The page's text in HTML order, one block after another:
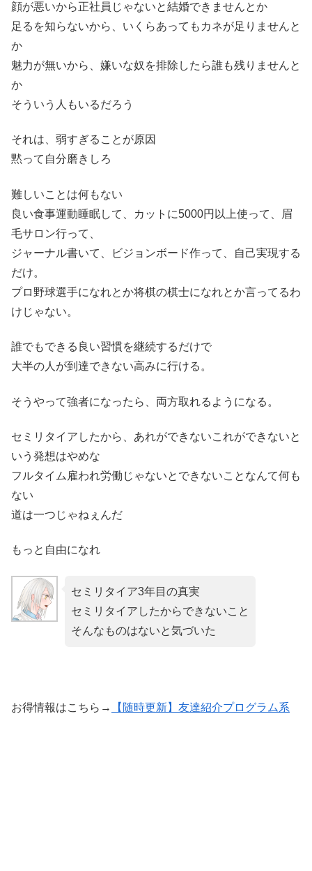
顔が悪いから正社員じゃないと結婚できませんとか
足るを知らないから、いくらあってもカネが足りませんと
か
魅力が無いから、嫌いな奴を排除したら誰も残りませんと
か
そういう人もいるだろう
それは、弱すぎることが原因
黙って自分磨きしろ
難しいことは何もない
良い食事運動睡眠して、カットに5000円以上使って、眉
毛サロン行って、
ジャーナル書いて、ビジョンボード作って、自己実現する
だけ。
プロ野球選手になれとか将棋の棋士になれとか言ってるわ
けじゃない。
誰でもできる良い習慣を継続するだけで
大半の人が到達できない高みに行ける。
そうやって強者になったら、両方取れるようになる。
セミリタイアしたから、あれができないこれができないと
いう発想はやめな
フルタイム雇われ労働じゃないとできないことなんて何も
ない
道は一つじゃねぇんだ
もっと自由になれ
セミリタイア3年目の真実
セミリタイアしたからできないこと
そんなものはないと気づいた
お得情報はこちら→ 【随時更新】友達紹介プログラム系